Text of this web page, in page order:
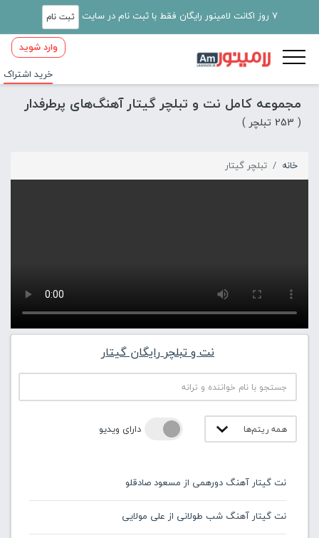
7 روز اکانت لامینور رایگان فقط با ثبت نام در سایت ثبت نام
وارد شوید
خرید اشتراک
مجموعه کامل نت و تبلچر گیتار آهنگ‌های پرطرفدار
( 253 تبلچر )
خانه تبلچر گیتار
نت و تبلچر رایگان گیتار
دارای ویدیو
نت گیتار آهنگ دورهمی از مسعود صادقلو
نت گیتار آهنگ شب طولانی از علی مولایی